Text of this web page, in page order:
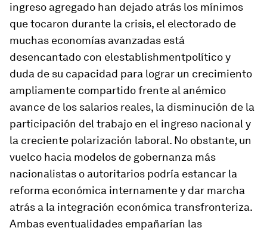
ingreso agregado han dejado atrás los mínimos
que tocaron durante la crisis, el electorado de
muchas economías avanzadas está
desencantado con elestablishmentpolítico y
duda de su capacidad para lograr un crecimiento
ampliamente compartido frente al anémico
avance de los salarios reales, la disminución de la
participación del trabajo en el ingreso nacional y
la creciente polarización laboral. No obstante, un
vuelco hacia modelos de gobernanza más
nacionalistas o autoritarios podría estancar la
reforma económica internamente y dar marcha
atrás a la integración económica transfronteriza.
Ambas eventualidades empañarían las